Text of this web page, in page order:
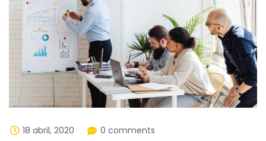
18 abril, 2020 0 comments